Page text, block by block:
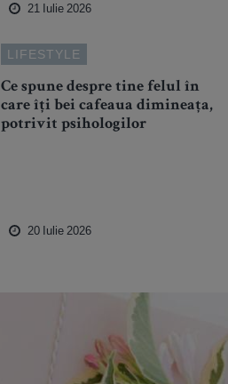
21 Iulie 2026
LIFESTYLE
Ce spune despre tine felul în
care îți bei cafeaua dimineața,
potrivit psihologilor
20 Iulie 2026